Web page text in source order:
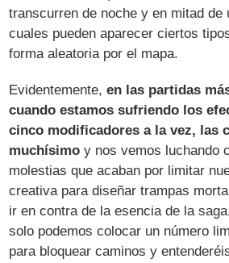
transcurren de noche y en mitad de
cuales pueden aparecer ciertos
forma aleatoria por el mapa.
Evidentemente,en las partidas
cuando estamos sufriendo los
cinco modificadores a la vez, las
muchísimo y nos vemos luchando
molestias que acaban por limitar
creativa para diseñar trampas
ir en contra de la esencia de la
solo podemos colocar un número
para bloquear caminos y